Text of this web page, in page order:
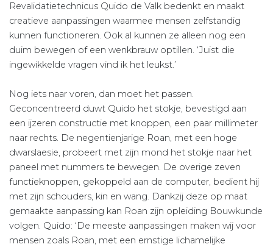
Revalidatietechnicus Quido de Valk bedenkt en maakt
creatieve aanpassingen waarmee mensen zelfstandig
kunnen functioneren. Ook al kunnen ze alleen nog een
duim bewegen of een wenkbrauw optillen. ‘Juist die
ingewikkelde vragen vind ik het leukst.’
Nog iets naar voren, dan moet het passen.
Geconcentreerd duwt Quido het stokje, bevestigd aan
een ijzeren constructie met knoppen, een paar millimeter
naar rechts. De negentienjarige Roan, met een hoge
dwarslaesie, probeert met zijn mond het stokje naar het
paneel met nummers te bewegen. De overige zeven
functieknoppen, gekoppeld aan de computer, bedient hij
met zijn schouders, kin en wang. Dankzij deze op maat
gemaakte aanpassing kan Roan zijn opleiding Bouwkunde
volgen. Quido: ‘De meeste aanpassingen maken wij voor
mensen zoals Roan, met een ernstige lichamelijke